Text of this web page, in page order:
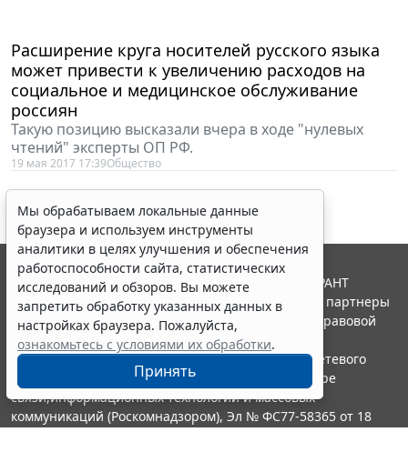
Расширение круга носителей русского языка
может привести к увеличению расходов на
социальное и медицинское обслуживание
россиян
Такую позицию высказали вчера в ходе "нулевых
чтений" эксперты ОП РФ.
19 мая 2017 17:39Общество
Мы обрабатываем локальные данные
браузера и используем инструменты
аналитики в целях улучшения и обеспечения
работоспособности сайта, статистических
исследований и обзоров. Вы можете
запретить обработку указанных данных в
настройках браузера. Пожалуйста,
ознакомьтесь с условиями их обработки.
Принять
© ООО "НПП "ГАРАНТ-СЕРВИС", 2026. Система ГАРАНТ
выпускается с 1990 года. Компания "Гарант" и ее партнеры
являются участниками Российской ассоциации правовой
информации ГАРАНТ.
Портал ГАРАНТ.РУ зарегистрирован в качестве сетевого
издания Федеральной службой по надзору в сфере
связи,информационных технологий и массовых
коммуникаций (Роскомнадзором), Эл № ФС77-58365 от 18